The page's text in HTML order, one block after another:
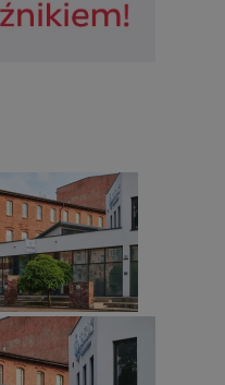
Provider /
Domena
sosnowiecki.pl
.rfihub.com